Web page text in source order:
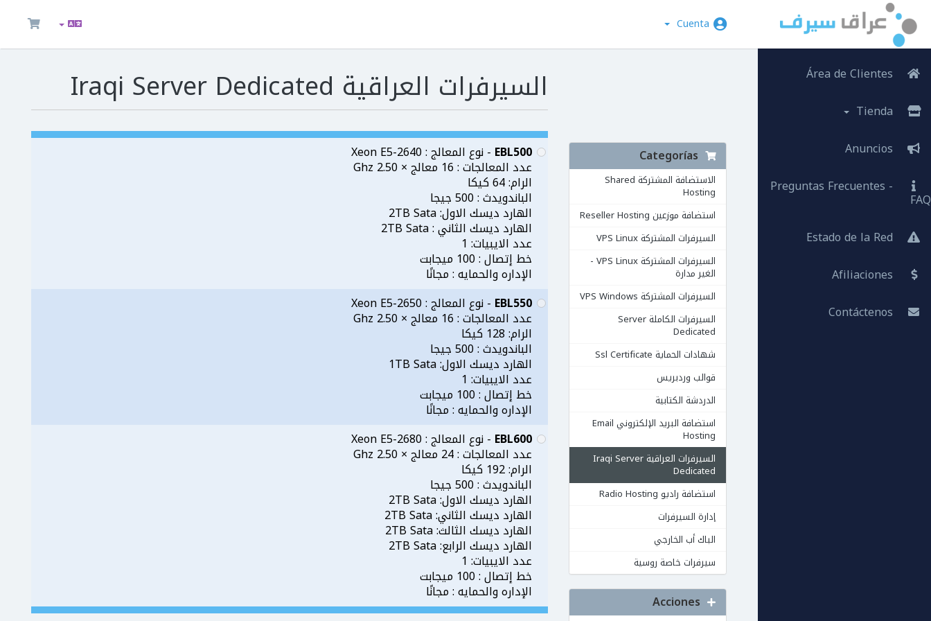
Cuenta
Preguntas Frecuentes -
FAQ
السيرفرات العراقية Iraqi Server Dedicated
الاستضافة المشتركة Shared
Hosting
استضافة موزعين Reseller Hosting
السيرفرات المشتركة VPS Linux
السيرفرات المشتركة VPS Linux -
الغير مدارة
السيرفرات المشتركة VPS Windows
السيرفرات الكاملة Server
Dedicated
شهادات الحماية Ssl Certificate
قوالب وردبريس
الدردشة الكتابية
استضافة البريد الإلكتروني Email
Hosting
السيرفرات العراقية Iraqi Server
Dedicated
استضافة راديو Radio Hosting
إدارة السيرفرات
الباك أب الخارجي
سيرفرات خاصة روسية
EBL500 - نوع المعالج : Xeon E5-2640
عدد المعالجات : 16 معالج × 2.50 Ghz
الرام: 64 كيكا
الباندويدث : 500 جيجا
الهارد ديسك الاول: 2TB Sata
الهارد ديسك الثاني : 2TB Sata
عدد الايبيات: 1
خط إتصال : 100 ميجابت
الإداره والحمايه : مجانًا
EBL550 - نوع المعالج : Xeon E5-2650
عدد المعالجات : 16 معالج × 2.50 Ghz
الرام: 128 كيكا
الباندويدث : 500 جيجا
الهارد ديسك الاول: 1TB Sata
عدد الايبيات: 1
خط إتصال : 100 ميجابت
الإداره والحمايه : مجانًا
EBL600 - نوع المعالج : Xeon E5-2680
عدد المعالجات : 24 معالج × 2.50 Ghz
الرام: 192 كيكا
الباندويدث : 500 جيجا
الهارد ديسك الاول: 2TB Sata
الهارد ديسك الثاني: 2TB Sata
الهارد ديسك الثالث: 2TB Sata
الهارد ديسك الرابع: 2TB Sata
عدد الايبيات: 1
خط إتصال : 100 ميجابت
الإداره والحمايه : مجانًا